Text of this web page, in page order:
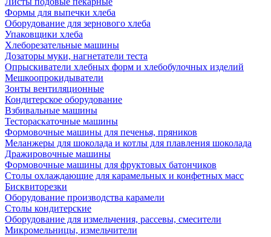
Формы для выпечки хлеба
Оборудование для зернового хлеба
Упаковщики хлеба
Хлеборезательные машины
Дозаторы муки, нагнетатели теста
Опрыскиватели хлебных форм и хлебобулочных изделий
Мешкоопрокидыватели
Зонты вентиляционные
Кондитерское оборудование
Взбивальные машины
Тестораскаточные машины
Формовочные машины для печенья, пряников
Меланжеры для шоколада и котлы для плавления шоколада
Дражировочные машины
Формовочные машины для фруктовых батончиков
Столы охлаждающие для карамельных и конфетных масс
Бисквиторезки
Оборудование производства карамели
Столы кондитерские
Оборудование для измельчения, рассевы, смесители
Микромельницы, измельчители